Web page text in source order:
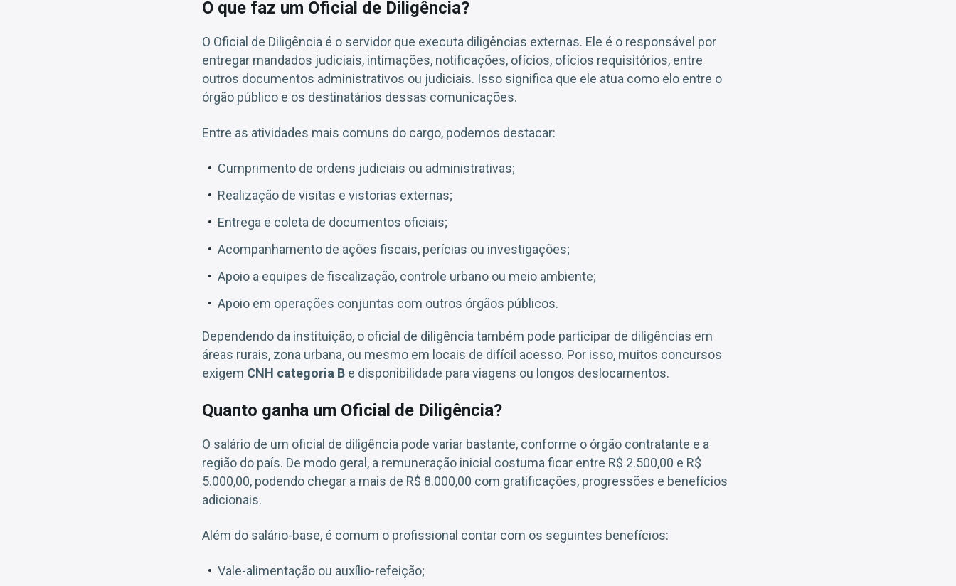
O que faz um Oficial de Diligência?
O Oficial de Diligência é o servidor que executa diligências externas. Ele é o responsável por
entregar mandados judiciais, intimações, notificações, ofícios, ofícios requisitórios, entre
outros documentos administrativos ou judiciais. Isso significa que ele atua como elo entre o
órgão público e os destinatários dessas comunicações.
Entre as atividades mais comuns do cargo, podemos destacar:
Cumprimento de ordens judiciais ou administrativas;
Realização de visitas e vistorias externas;
Entrega e coleta de documentos oficiais;
Acompanhamento de ações fiscais, perícias ou investigações;
Apoio a equipes de fiscalização, controle urbano ou meio ambiente;
Apoio em operações conjuntas com outros órgãos públicos.
Dependendo da instituição, o oficial de diligência também pode participar de diligências em
áreas rurais, zona urbana, ou mesmo em locais de difícil acesso. Por isso, muitos concursos
exigem CNH categoria B e disponibilidade para viagens ou longos deslocamentos.
Quanto ganha um Oficial de Diligência?
O salário de um oficial de diligência pode variar bastante, conforme o órgão contratante e a
região do país. De modo geral, a remuneração inicial costuma ficar entre R$ 2.500,00 e R$
5.000,00, podendo chegar a mais de R$ 8.000,00 com gratificações, progressões e benefícios
adicionais.
Além do salário-base, é comum o profissional contar com os seguintes benefícios:
Vale-alimentação ou auxílio-refeição;